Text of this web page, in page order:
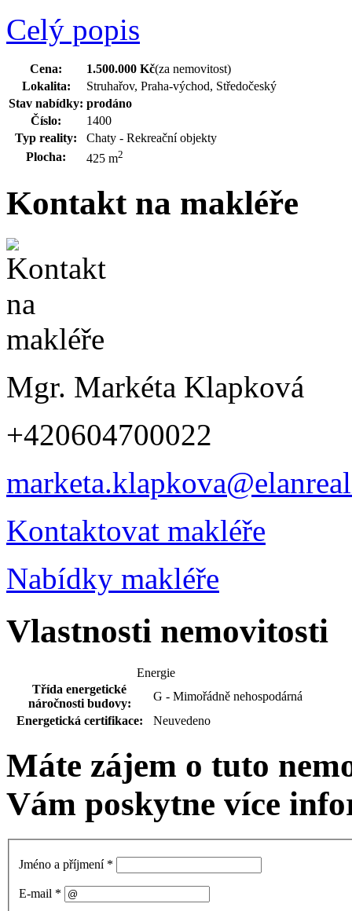
Celý popis
Cena: 1.500.000 Kč(za nemovitost)
Lokalita:
Struhařov, Praha-východ, Středočeský
Stav nabídky: prodáno
Číslo:
1400
Typ reality:
Chaty - Rekreační objekty
Plocha:
425 m2
Kontakt na makléře
Mgr. Markéta Klapková
+420604700022
Kontaktovat makléře
Nabídky makléře
Vlastnosti nemovitosti
Energie
Třída energetické
náročnosti budovy:
G - Mimořádně nehospodárná
Energetická certifikace:
Neuvedeno
Máte zájem o tuto
Vám poskytne více
Jméno a příjmení *
E-mail *